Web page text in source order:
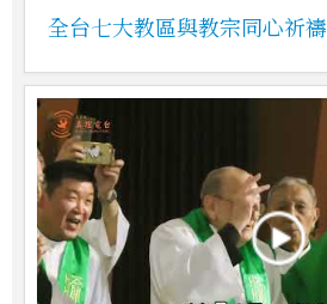
全台七大教區與教宗同心祈禱